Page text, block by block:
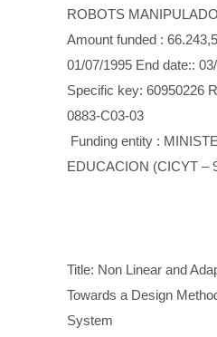
ROBOTS
Amount funded :
01/07/1995 End date::
Specific key: 60950226
0883-C03-03
Funding entity :
EDUCACION (CICYT –
Title: Non Linear and
Towards a Design
System